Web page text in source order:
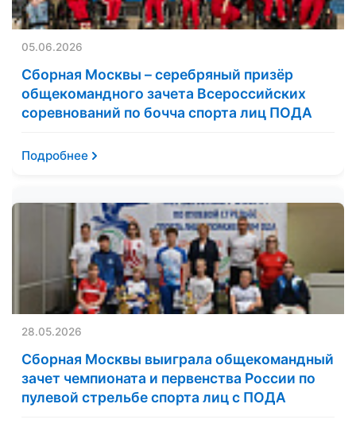
05.06.2026
Сборная Москвы – серебряный призёр
общекомандного зачета Всероссийских
соревнований по бочча спорта лиц ПОДА
Подробнее
28.05.2026
Сборная Москвы выиграла общекомандный
зачет чемпионата и первенства России по
пулевой стрельбе спорта лиц с ПОДА